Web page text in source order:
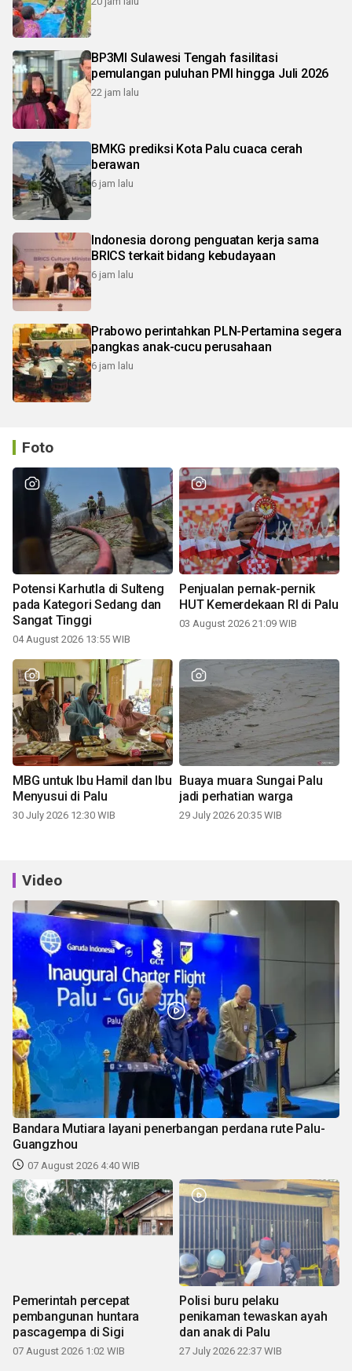
BP3MI Sulawesi Tengah fasilitasi
pemulangan puluhan PMI hingga Juli 2026
22 jam lalu
BMKG prediksi Kota Palu cuaca cerah
berawan
6 jam lalu
Indonesia dorong penguatan kerja sama
BRICS terkait bidang kebudayaan
6 jam lalu
Prabowo perintahkan PLN-Pertamina segera
pangkas anak-cucu perusahaan
6 jam lalu
Foto
Potensi Karhutla di Sulteng
pada Kategori Sedang dan
Sangat Tinggi
04 August 2026 13:55 WIB
Penjualan pernak-pernik
HUT Kemerdekaan RI di Palu
03 August 2026 21:09 WIB
MBG untuk Ibu Hamil dan Ibu
Menyusui di Palu
30 July 2026 12:30 WIB
Buaya muara Sungai Palu
jadi perhatian warga
29 July 2026 20:35 WIB
Video
Bandara Mutiara layani penerbangan perdana rute Palu-
Guangzhou
07 August 2026 4:40 WIB
Pemerintah percepat
pembangunan huntara
pascagempa di Sigi
07 August 2026 1:02 WIB
Polisi buru pelaku
penikaman tewaskan ayah
dan anak di Palu
27 July 2026 22:37 WIB